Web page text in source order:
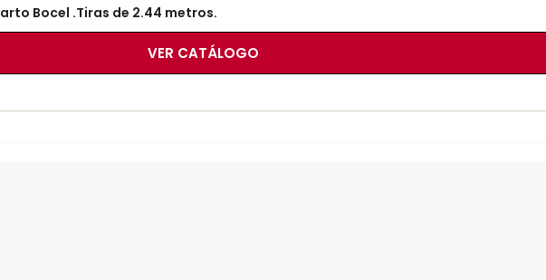
Bocel .Tiras de 2.44 metros.
VER CATÁLOGO